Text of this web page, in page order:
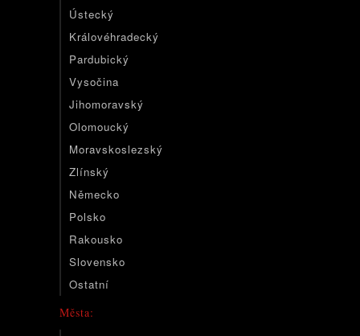
Ústecký
Královéhradecký
Pardubický
Vysočina
Jihomoravský
Olomoucký
Moravskoslezský
Zlínský
Německo
Polsko
Rakousko
Slovensko
Ostatní
Města: